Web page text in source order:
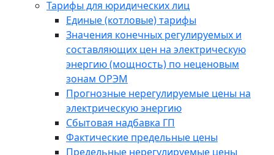
Тарифы для юридических лиц
Единые (котловые) тарифы
Значения конечных регулируемых и
составляющих цен на электрическую
энергию (мощность) по неценовым
зонам ОРЭМ
Прогнозные нерегулируемые цены на
электрическую энергию
Сбытовая надбавка ГП
Фактические предельные цены
Предельные нерегулируемые цены